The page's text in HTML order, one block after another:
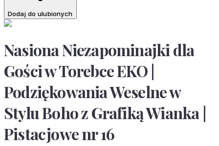
Dodaj do ulubionych
Nasiona Niezapominajki dla
Gości w Torebce EKO |
Podziękowania Weselne w
Stylu Boho z Grafiką Wianka |
Pistacjowe nr 16